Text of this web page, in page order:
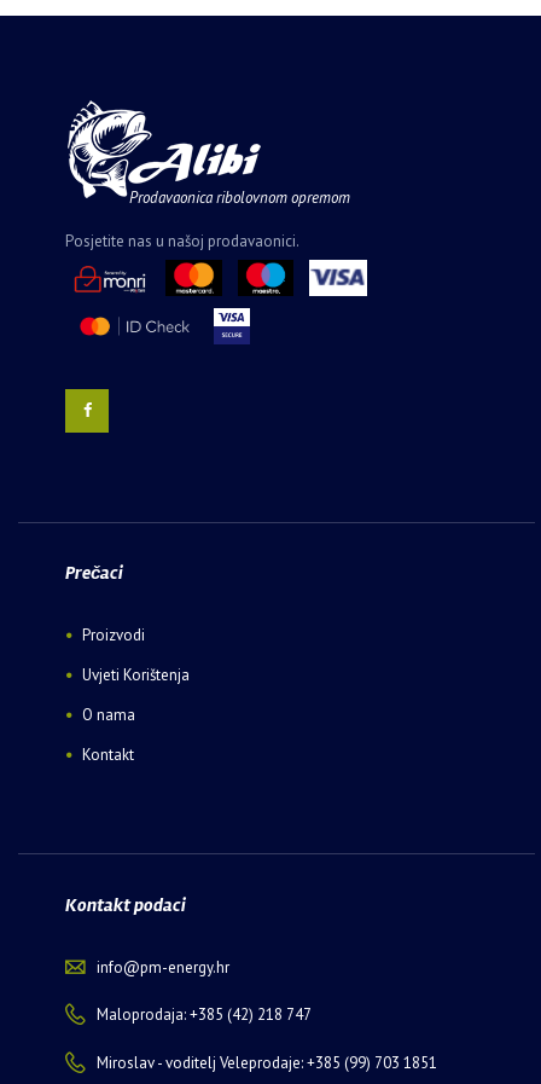
Prodavaonica ribolovnom opremom
Posjetite nas u našoj prodavaonici.
Prečaci
Proizvodi
Uvjeti Korištenja
O nama
Kontakt
Kontakt podaci
info@pm-energy.hr
Maloprodaja: +385 (42) 218 747
Miroslav - voditelj Veleprodaje: +385 (99) 703 1851